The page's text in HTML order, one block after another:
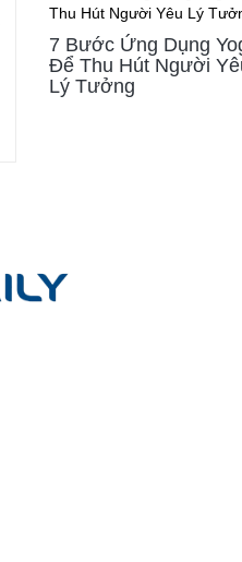
7 Bước Ứng Dụng
Để Thu Hút Người
Lý Tưởng